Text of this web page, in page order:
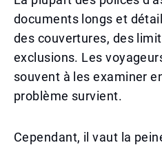
documents longs et
des couvertures, des
exclusions. Les
souvent à les examiner
problème survient.
Cependant, il vaut la